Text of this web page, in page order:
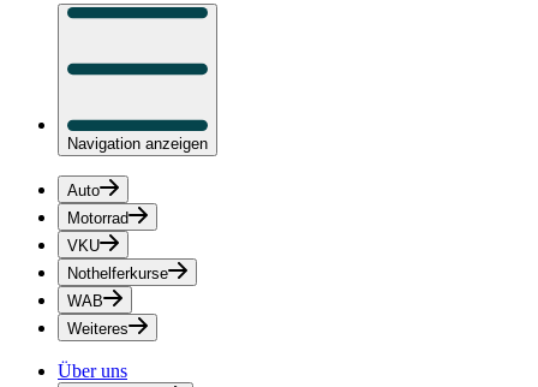
Navigation anzeigen
Auto
Motorrad
VKU
Nothelferkurse
WAB
Weiteres
Über uns